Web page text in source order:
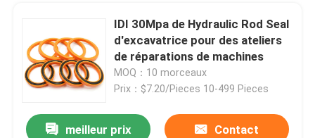
IDI 30Mpa de Hydraulic Rod Seal
d'excavatrice pour des ateliers
de réparations de machines
MOQ：10 morceaux
Prix：$7.20/Pieces 10-499 Pieces
meilleur prix Contact